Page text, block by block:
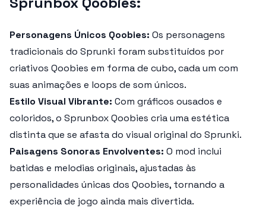
Personagens Únicos Qoobies: Os personagens
tradicionais do Sprunki foram substituídos por
criativos Qoobies em forma de cubo, cada um com
suas animações e loops de som únicos.
Estilo Visual Vibrante: Com gráficos ousados e
coloridos, o Sprunbox Qoobies cria uma estética
distinta que se afasta do visual original do Sprunki.
Paisagens Sonoras Envolventes: O mod inclui
batidas e melodias originais, ajustadas às
personalidades únicas dos Qoobies, tornando a
experiência de jogo ainda mais divertida.